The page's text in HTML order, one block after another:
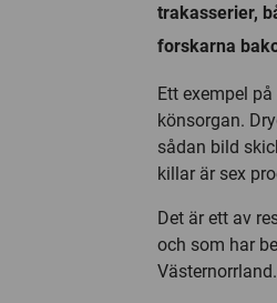
trakasserier,
forskarna
Ett exempel
könsorgan.
sådan bild
killar är sex
Det är ett av
och som har
Västernorrland.